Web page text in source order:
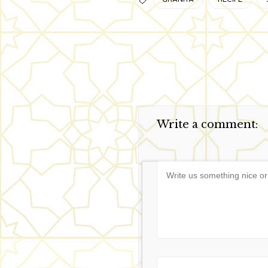
Write a comment: